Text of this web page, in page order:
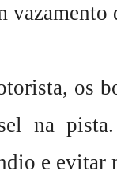
vazamento
os
na
e evitar